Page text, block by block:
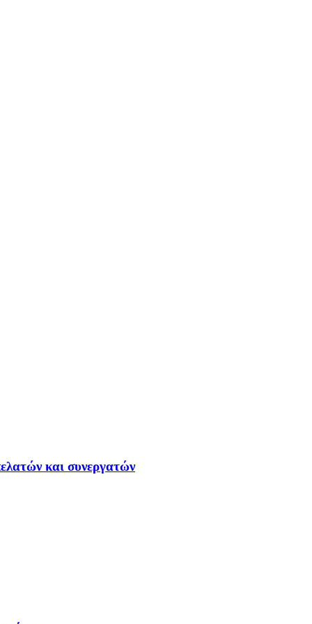
και συνεργατών